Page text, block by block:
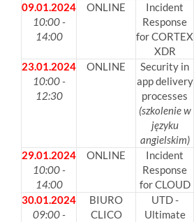
09.01.2024
10:00 -
14:00
ONLINE
Incident
Response
for CORTEX
XDR
23.01.2024
10:00 -
12:30
ONLINE
Security in
app delivery
processes
(szkolenie w
języku
angielskim)
29.01.2024
10:00 -
14:00
ONLINE
Incident
Response
for CLOUD
30.01.2024
09:00 -
BIURO
CLICO
UTD -
Ultimate